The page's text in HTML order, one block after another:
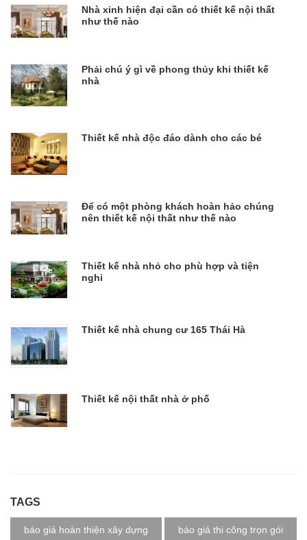
Nhà xinh hiện đại cần có thiết kế nội thất
như thế nào
Phải chú ý gì về phong thủy khi thiết kế
nhà
Thiết kế nhà độc đáo dành cho các bé
Để có một phòng khách hoàn hảo chúng
nên thiết kế nội thất như thế nào
Thiết kế nhà nhỏ cho phù hợp và tiện
nghi
Thiết kế nhà chung cư 165 Thái Hà
Thiết kế nội thất nhà ở phố
TAGS
báo giá hoàn thiện xây dựng báo giá thi công trọn gói